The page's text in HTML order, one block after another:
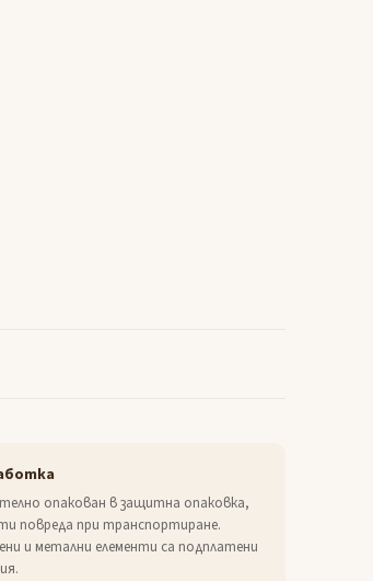
опакован в защитна опаковка,
повреда при транспортиране.
и метални елементи са подплатени